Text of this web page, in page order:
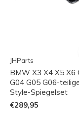
JHParts
BMW X3 X4 X5 X6
G04 G05 G06-
Style-Spiegelset
€289,95